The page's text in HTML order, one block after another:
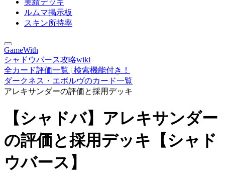
実績デッキ
ルムマ掲示板
スキン所持率
GameWith
シャドウバース攻略wiki
全カード評価一覧 | 検索機能付き！
ダークネス・エボルヴのカード一覧
アレキサンダーの評価と採用デッキ
【シャドバ】アレキサンダー
の評価と採用デッキ【シャド
ウバース】